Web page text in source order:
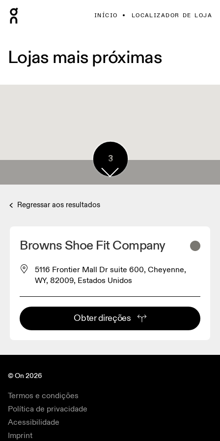
INÍCIO LOCALIZADOR DE LOJA
Lojas mais próximas
3
Regressar aos resultados
Browns Shoe Fit Company
5116 Frontier Mall Dr suite 600, Cheyenne,
WY, 82009, Estados Unidos
Obter direções
© On 2026
Termos e condições
Política de privacidade
Acessibilidade
Imprint